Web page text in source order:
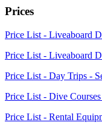
Prices
Price List - Liveaboard
Price List - Liveaboard
Price List - Day Trips -
Price List - Dive
Price List - Rental